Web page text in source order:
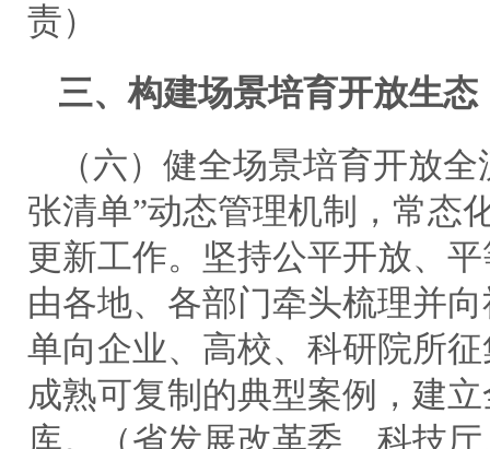
责）
三、构建场景培育开放生态
（六）健全场景培育开放
张清单”动态管理机制，常态
更新工作。坚持公平开放、
由各地、各部门牵头梳理并
单向企业、高校、科研院所
成熟可复制的典型案例，建
库。（省发展改革委、科技